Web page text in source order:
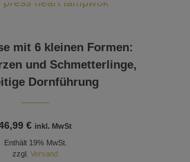
mit 6 kleinen Formen:
und Schmetterlinge,
Dornführung
€ inkl. MwSt
Enthält 19% MwSt.
zzgl.Versand